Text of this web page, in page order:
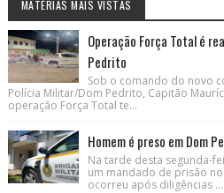
MATÉRIAS MAIS VISTAS
Operação Força Total é
Pedrito
Sob o comando do novo
Polícia Militar/Dom Pedrito, Capitão
operação Força Total te...
Homem é preso em Dom
Na tarde desta segunda-
um mandado de prisão
ocorreu após diligências ...